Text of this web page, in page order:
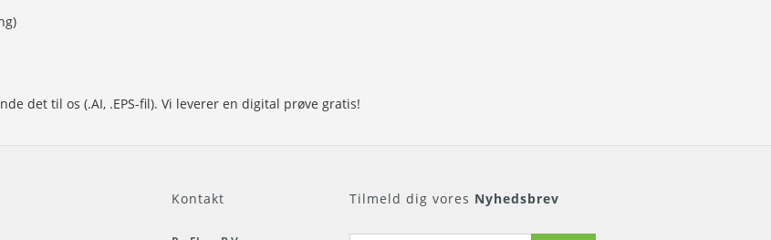
det til os (.AI, .EPS-fil). Vi leverer en digital prøve gratis!
Kontakt Tilmeld dig vores Nyhedsbrev